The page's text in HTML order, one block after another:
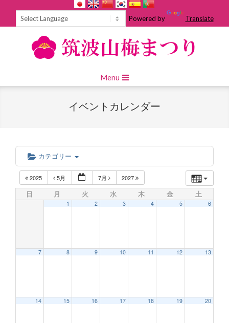
Powered by Translate
Navigation
Menu
イベントカレンダー
カテゴリー
2025 5月 7月 2027
日 月 火 水 木 金 土
1 2 3 4 5 6
7 8 9 10 11 12 13
14 15 16 17 18 19 20